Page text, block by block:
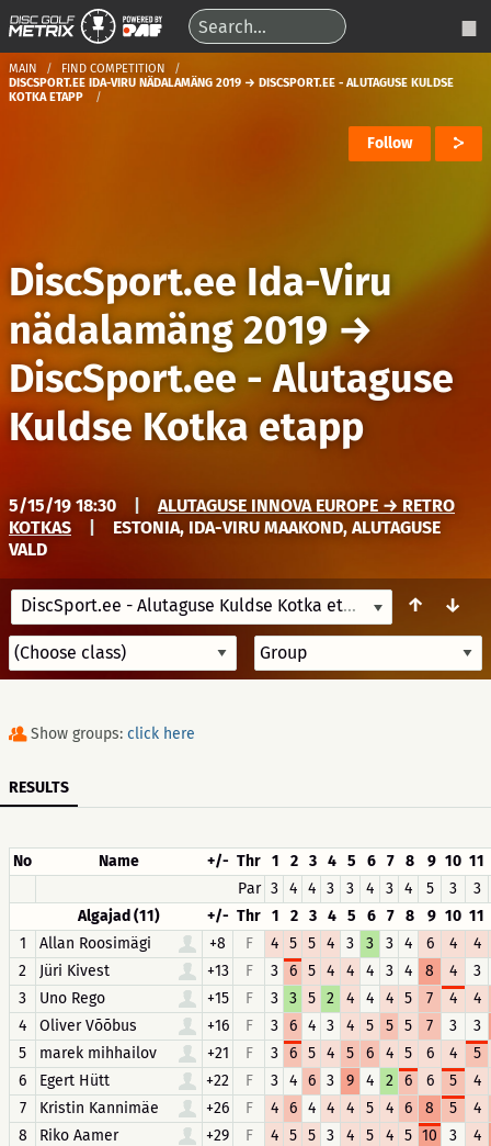
MAIN
FIND COMPETITION
DISCSPORT.EE IDA-VIRU NÄDALAMÄNG 2019 → DISCSPORT.EE - ALUTAGUSE KULDSE
KOTKA ETAPP
Follow
DiscSport.ee Ida-Viru
nädalamäng 2019 →
DiscSport.ee - Alutaguse
Kuldse Kotka etapp
5/15/19 18:30
ALUTAGUSE INNOVA EUROPE → RETRO
KOTKAS
ESTONIA, IDA-VIRU MAAKOND, ALUTAGUSE
VALD
DiscSport.ee - Alutaguse Kuldse Kotka etapp 5/15/19 18:30
↑ ↓
Show groups: click here
RESULTS
No Name +/- Thr 1 2 3 4 5 6 7 8 9 10 11
Par 3 4 4 3 3 4 3 4 5 3
3
Algajad (11)
+/- Thr 1 2 3 4 5 6 7 8 9 10 11
1
Allan Roosimägi +8 F 4 5 5 4 3 3 3 4 6 4
4
2
Jüri Kivest +13 F 3 6 5 4 4 4 3 4 8 4
3
3
Uno Rego +15 F 3 3 5 2 4 4 4 5 7 4
4
4
Oliver Võõbus +16 F 3 6 4 3 4 5 5 5 7 3
3
5
marek mihhailov +21 F 3 6 5 4 5 6 4 5 6 4
5
6
Egert Hütt +22 F 3 4 6 3 9 4 2 6 6 5
4
7
Kristin Kannimäe +26 F 4 6 4 4 4 5 4 6 8 5
4
8
Riko Aamer +29 F 4 5 5 3 4 5 4 5 10 3
4